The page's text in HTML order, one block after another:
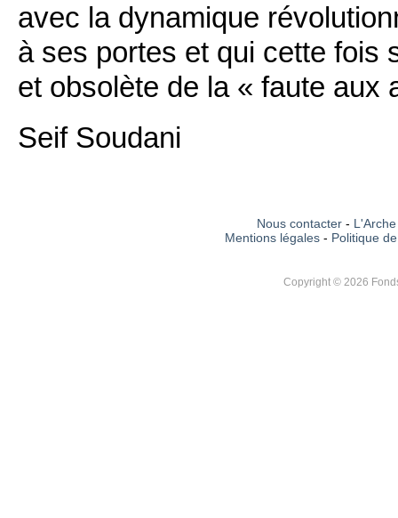
avec la dynamique
à ses portes et qui cette fois
et obsolète de la « faute aux
Seif Soudani
Nous contacter-
Mentions légales - Politique
Copyright © 2026